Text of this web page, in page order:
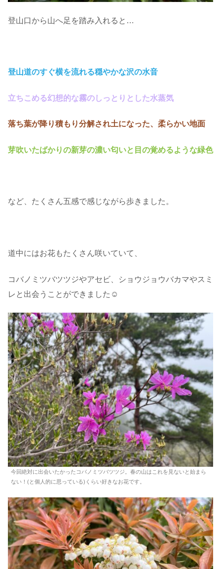
登山口から山へ足を踏み入れると…
登山道のすぐ横を流れる穏やかな沢の水音
立ちこめる幻想的な霧のしっとりとした水蒸気
落ち葉が降り積もり分解され土になった、柔らかい地面
芽吹いたばかりの新芽の濃い匂いと目の覚めるような緑色
など、たくさん五感で感じながら歩きました。
道中にはお花もたくさん咲いていて、
コバノミツバツツジやアセビ、ショウジョウバカマやスミ
レと出会うことができました☺️
今回絶対に出会いたかったコバノミツバツツジ。春の山はこれを見ないと始まら
ない！(と個人的に思っている)くらい好きなお花です。